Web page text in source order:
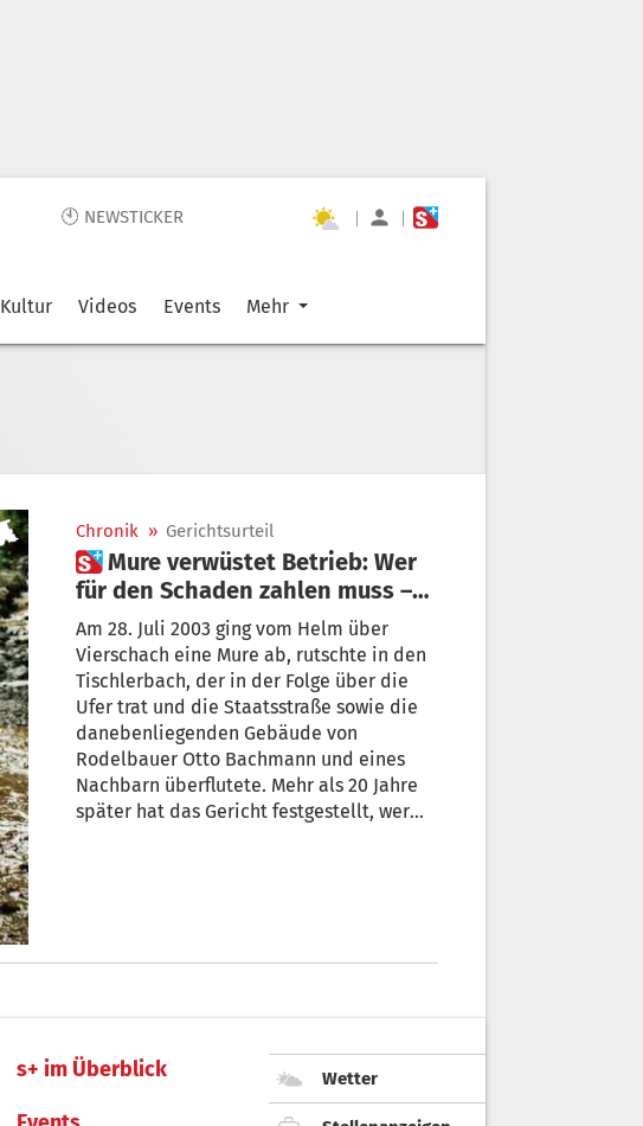
🕙 NEWSTICKER | |
Kultur Videos Events Mehr
Chronik » Gerichtsurteil
 Mure verwüstet Betrieb: Wer
für den Schaden zahlen muss –
und wie viel
Am 28. Juli 2003 ging vom Helm über
Vierschach eine Mure ab, rutschte in den
Tischlerbach, der in der Folge über die
Ufer trat und die Staatsstraße sowie die
danebenliegenden Gebäude von
Rodelbauer Otto Bachmann und eines
Nachbarn überflutete. Mehr als 20 Jahre
später hat das Gericht festgestellt, wer
s+ im Überblick Wetter